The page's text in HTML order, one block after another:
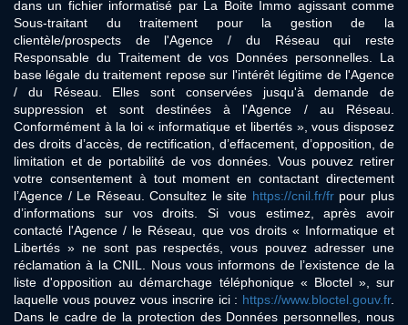
dans un fichier informatisé par La Boite Immo agissant comme
Sous-traitant du traitement pour la gestion de la
clientèle/prospects de l'Agence / du Réseau qui reste
Responsable du Traitement de vos Données personnelles. La
base légale du traitement repose sur l'intérêt légitime de l'Agence
/ du Réseau. Elles sont conservées jusqu'à demande de
suppression et sont destinées à l'Agence / au Réseau.
Conformément à la loi « informatique et libertés », vous disposez
des droits d’accès, de rectification, d’effacement, d’opposition, de
limitation et de portabilité de vos données. Vous pouvez retirer
votre consentement à tout moment en contactant directement
l’Agence / Le Réseau. Consultez le site https://cnil.fr/frpour plus
d’informations sur vos droits. Si vous estimez, après avoir
contacté l'Agence / le Réseau, que vos droits « Informatique et
Libertés » ne sont pas respectés, vous pouvez adresser une
réclamation à la CNIL. Nous vous informons de l’existence de la
liste d'opposition au démarchage téléphonique « Bloctel », sur
laquelle vous pouvez vous inscrire ici : https://www.bloctel.gouv.fr.
Dans le cadre de la protection des Données personnelles, nous